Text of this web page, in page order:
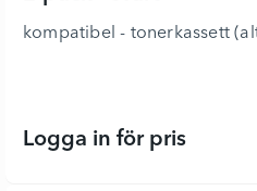
kompatibel - tonerkassett
Logga in för pris2-pack -